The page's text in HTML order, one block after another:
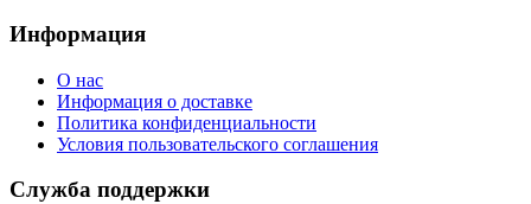
Информация
О нас
Информация о доставке
Политика конфиденциальности
Условия пользовательского соглашения
Служба поддержки